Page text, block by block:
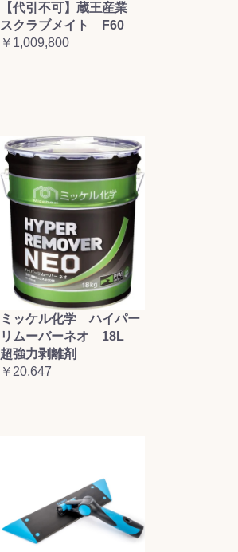
【代引不可】蔵王産業
スクラブメイト F60
￥1,009,800
ミッケル化学 ハイパー
リムーバーネオ 18L
超強力剥離剤
￥20,647